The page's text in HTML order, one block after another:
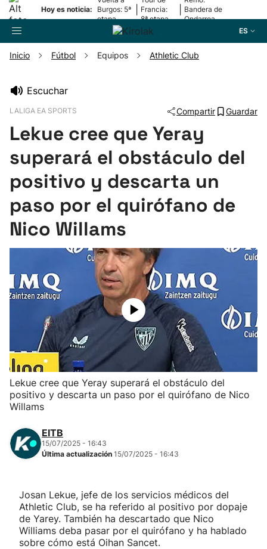
Hoy es noticia:
Burgos: 5ª
etapa
Francia:
8ª etapa
Bandera de
Ondarroa
ES
Pelota
Remo
Baloncesto
Ciclismo
Herri-kirolak
Balonmano
Kirolak 360
Atletismo
Más deportes
Inicio Fútbol Equipos Athletic Club
Escuchar
LALIGA EA SPORTS Compartir Guardar
Lekue cree que Yeray
superará el obstáculo del
positivo y descarta un
paso por el quirófano de
Nico Willams
Lekue cree que Yeray superará el obstáculo del
positivo y descarta un paso por el quirófano de Nico
Willams
EITB
15/07/2025 - 16:43
Última actualización 15/07/2025 - 16:43
Josan Lekue, jefe de los servicios médicos del
Athletic Club, se ha referido al positivo por dopaje
de Yarey. También ha descartado que Nico
Williams deba pasar por el quirófano y ha hablado
sobre cómo está Oihan Sancet.